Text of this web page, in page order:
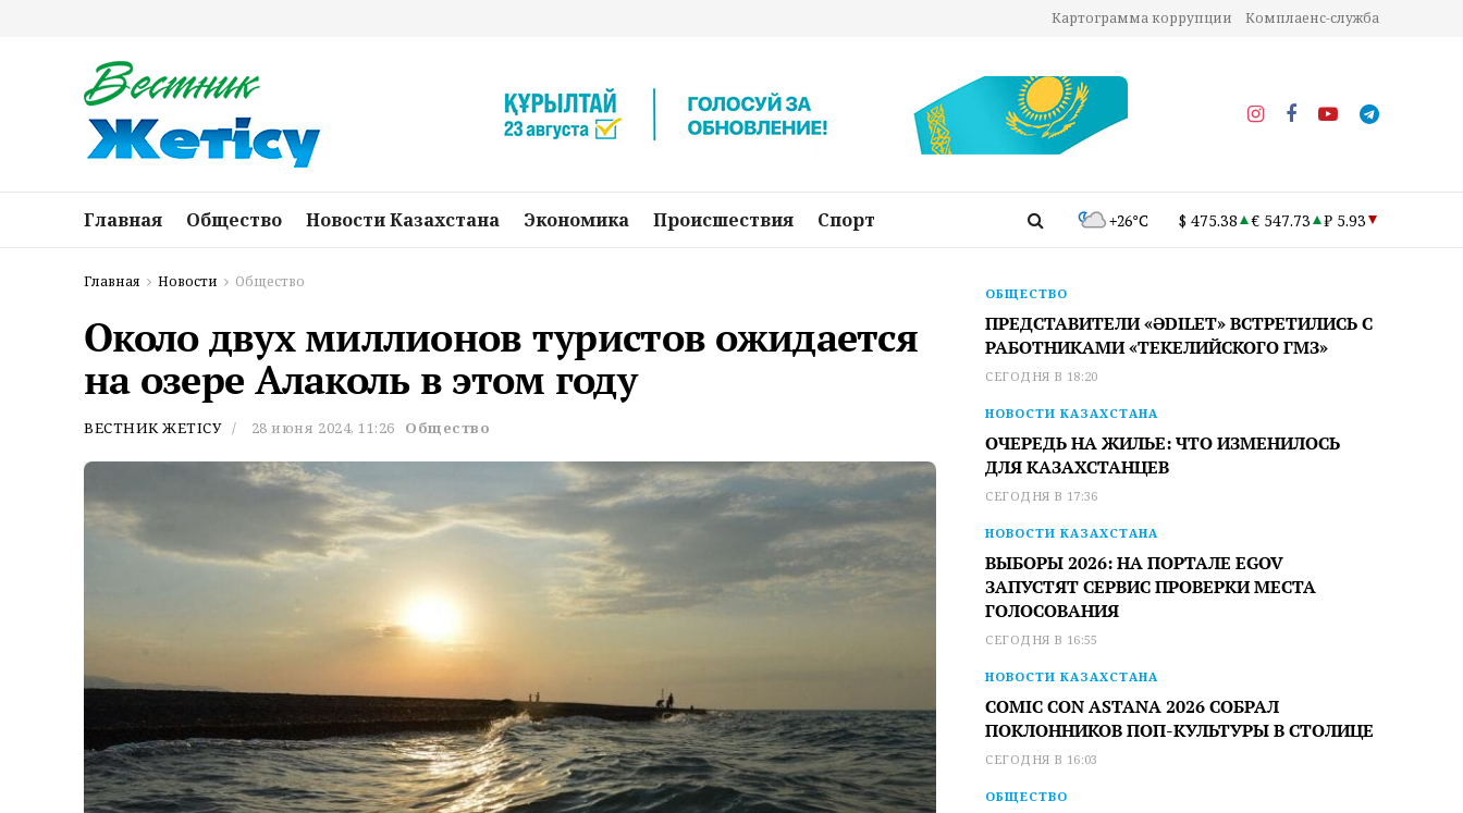
Картограмма коррупции Комплаенс-служба
Главная Общество Новости Казахстана Экономика Происшествия Спорт +26°C $ 475.38 € 547.73 ₽ 5.93
Главная Новости Общество
Около двух миллионов туристов ожидается
на озере Алаколь в этом году
ВЕСТНИК ЖЕТІСУ 28 июня 2024, 11:26 Общество
ОБЩЕСТВО
ПРЕДСТАВИТЕЛИ «ӘDILET» ВСТРЕТИЛИСЬ С
РАБОТНИКАМИ «ТЕКЕЛИЙСКОГО ГМЗ»
СЕГОДНЯ В 18:20
НОВОСТИ КАЗАХСТАНА
ОЧЕРЕДЬ НА ЖИЛЬЕ: ЧТО ИЗМЕНИЛОСЬ
ДЛЯ КАЗАХСТАНЦЕВ
СЕГОДНЯ В 17:36
НОВОСТИ КАЗАХСТАНА
ВЫБОРЫ 2026: НА ПОРТАЛЕ EGOV
ЗАПУСТЯТ СЕРВИС ПРОВЕРКИ МЕСТА
ГОЛОСОВАНИЯ
СЕГОДНЯ В 16:55
НОВОСТИ КАЗАХСТАНА
COMIC CON ASTANA 2026 СОБРАЛ
ПОКЛОННИКОВ ПОП-КУЛЬТУРЫ В СТОЛИЦЕ
СЕГОДНЯ В 16:03
ОБЩЕСТВО